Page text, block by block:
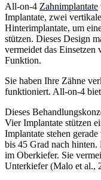
All-on-4 Zahnimplantate
Implantate, zwei
Hinterimplantate, um
stützen. Dieses Design
vermeidet das Einsetzen
Funktion.
Sie haben Ihre Zähne
funktioniert. All-on-4
Dieses
Vier Implantate stützen
Implantate stehen
bis 45 Grad nach
im Oberkiefer. Sie
Unterkiefer (Malo et al.,